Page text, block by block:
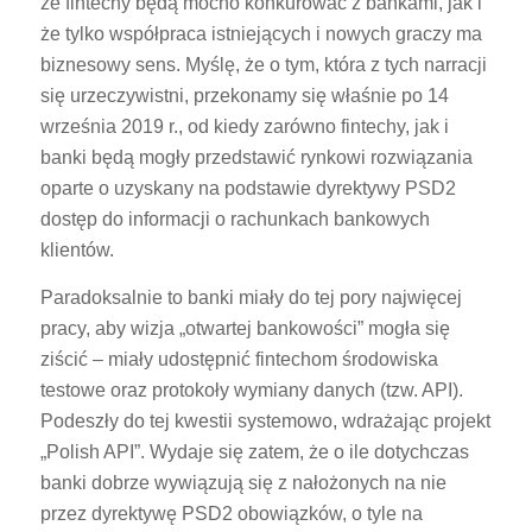
że tylko współpraca istniejących i nowych graczy ma
biznesowy sens. Myślę, że o tym, która z tych narracji
się urzeczywistni, przekonamy się właśnie po 14
września 2019 r., od kiedy zarówno fintechy, jak i
banki będą mogły przedstawić rynkowi rozwiązania
oparte o uzyskany na podstawie dyrektywy PSD2
dostęp do informacji o rachunkach bankowych
klientów.
Paradoksalnie to banki miały do tej pory najwięcej
pracy, aby wizja „otwartej bankowości” mogła się
ziścić – miały udostępnić fintechom środowiska
testowe oraz protokoły wymiany danych (tzw. API).
Podeszły do tej kwestii systemowo, wdrażając projekt
„Polish API”. Wydaje się zatem, że o ile dotychczas
banki dobrze wywiązują się z nałożonych na nie
przez dyrektywę PSD2 obowiązków, o tyle na